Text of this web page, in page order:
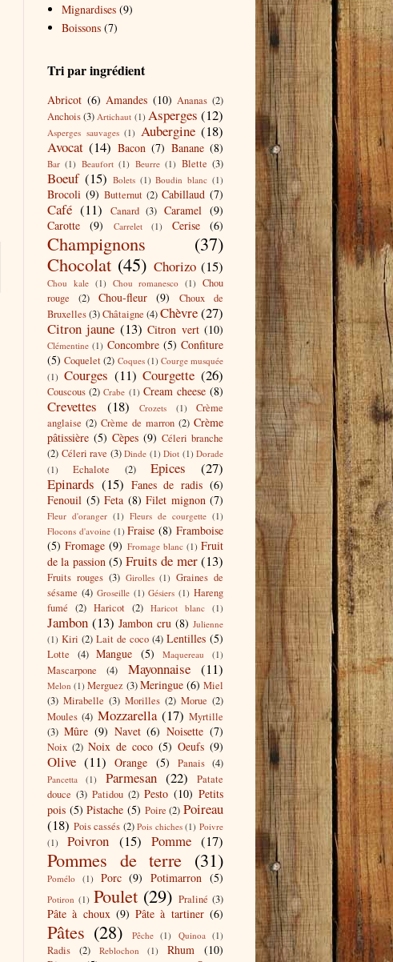
Mignardises (9)
Boissons (7)
Tri par ingrédient
Abricot (6) Amandes (10) Ananas (2)
Anchois(3) Artichaut (1) Asperges (12)
Asperges sauvages (1) Aubergine (18)
Avocat (14) Bacon (7) Banane (8)
Bar (1) Beaufort (1) Beurre (1) Blette (3)
Boeuf (15) Bolets (1) Boudin blanc (1)
Brocoli (9) Butternut (2) Cabillaud (7)
Café (11) Canard (3) Caramel (9)
Carotte
(9) Carrelet (1) Cerise (6)
Champignons
(37)
Chocolat (45) Chorizo (15)
Chou kale (1) Chou romanesco (1)
Chou
rouge
(2) Chou-fleur (9)
Choux de
Bruxelles(3)Châtaigne (4)Chèvre(27)
Citron jaune (13) Citron vert (10)
Clémentine (1) Concombre (5) Confiture
(5) Coquelet(2) Coques (1) Courge musquée
(1) Courges (11) Courgette (26)
Couscous (2) Crabe (1) Cream cheese (8)
Crevettes (18) Crozets (1)
Crème
anglaise (2) Crème de marron (2) Crème
pâtissière (5) Cèpes (9) Céleri branche
(2) Céleri rave (3) Dinde (1) Diot (1) Dorade
(1)
Echalote (2) Epices
(27)
Epinards (15) Fanes de radis (6)
Fenouil (5) Feta (8) Filet mignon (7)
Fleur d'oranger (1) Fleurs de courgette (1)
Flocons d'avoine (1) Fraise (8) Framboise
(5) Fromage (9) Fromage blanc (1) Fruit
de la passion (5) Fruits de mer(13)
Fruits rouges (3) Girolles (1) Graines de
sésame (4) Groseille (1) Gésiers (1) Hareng
fumé (2) Haricot (2) Haricot blanc (1)
Jambon (13) Jambon cru (8) Julienne
(1) Kiri (2) Lait de coco (4) Lentilles (5)
Lotte (4) Mangue (5) Maquereau (1)
Mascarpone (4) Mayonnaise (11)
Melon (1) Merguez (3) Meringue (6) Miel
(3) Mirabelle (3) Morilles (2) Morue (2)
Moules (4) Mozzarella (17) Myrtille
(3) Mûre (9) Navet (6) Noisette (7)
Noix (2) Noix de coco (5) Oeufs (9)
Olive (11) Orange (5) Panais (4)
Pancetta (1) Parmesan (22)
Patate
douce (3) Patidou (2) Pesto (10) Petits
pois (5) Pistache (5) Poire (2) Poireau
(18) Pois cassés (2) Pois chiches (1) Poivre
(1)
Poivron (15) Pomme (17)
Pommes de terre (31)
Pomélo (1) Porc (9) Potimarron (5)
Potiron (1) Poulet (29) Praliné (3)
Pâte à choux (9) Pâte à tartiner (6)
Pâtes (28) Pêche (1) Quinoa (1)
Radis (2) Reblochon (1) Rhum
(10)